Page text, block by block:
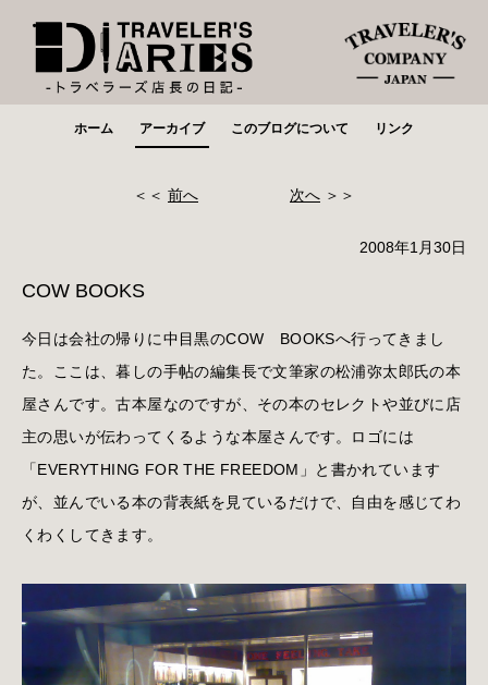
ホーム アーカイブ このブログについて リンク
＜＜ 前へ 次へ ＞＞
2008年1月30日
COW BOOKS
今日は会社の帰りに中目黒のCOW BOOKSへ行ってきまし
た。ここは、暮しの手帖の編集長で文筆家の松浦弥太郎氏の本
屋さんです。古本屋なのですが、その本のセレクトや並びに店
主の思いが伝わってくるような本屋さんです。ロゴには
「EVERYTHING FOR THE FREEDOM」と書かれています
が、並んでいる本の背表紙を見ているだけで、自由を感じてわ
くわくしてきます。